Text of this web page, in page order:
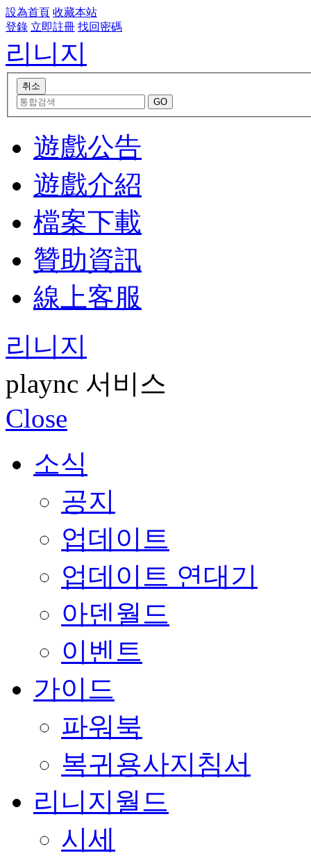
設為首頁 收藏本站
登錄 立即註冊 找回密碼
리니지
遊戲公告
遊戲介紹
檔案下載
贊助資訊
線上客服
리니지
plaync 서비스
Close
소식
공지
업데이트
업데이트 연대기
아덴월드
이벤트
가이드
파워북
복귀용사지침서
리니지월드
시세